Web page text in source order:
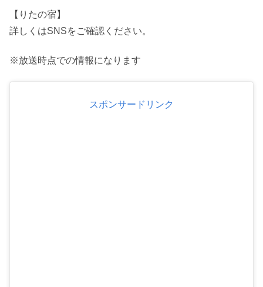
【りたの宿】
詳しくはSNSをご確認ください。
※放送時点での情報になります
スポンサードリンク